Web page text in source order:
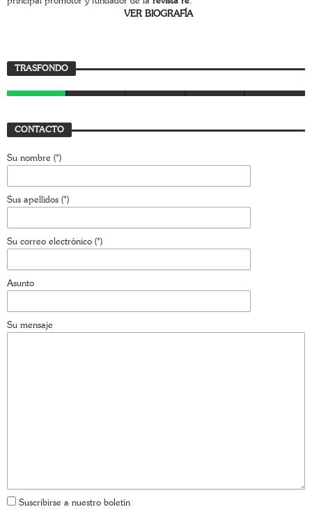
VER BIOGRAFÍA
TRASFONDO
JAVIER BUSTAMANTE
CONTACTO
Su nombre (*)
Sus apellidos (*)
Su correo electrónico (*)
Asunto
Su mensaje
Suscribirse a nuestro boletín